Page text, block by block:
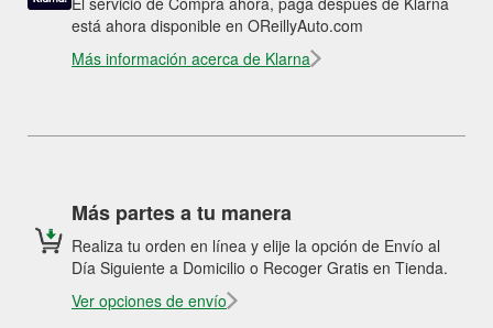
está ahora disponible en OReillyAuto.com
Más información acerca de Klarna
Más partes a tu manera
Realiza tu orden en línea y elije la opción de Envío al
Día Siguiente a Domicilio o Recoger Gratis en Tienda.
Ver opciones de envío